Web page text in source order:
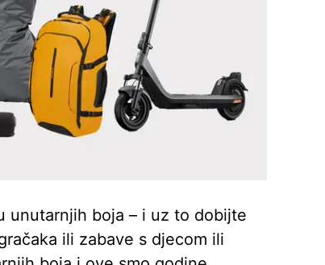
unutarnjih boja – i uz to dobijte
ili zabave s djecom ili